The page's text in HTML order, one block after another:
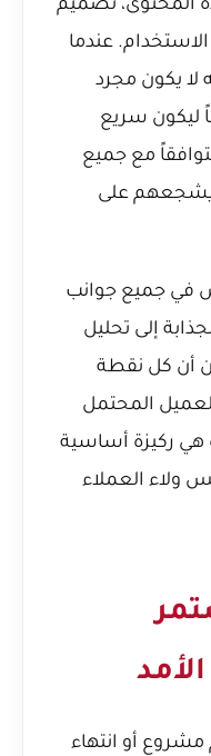
المحتوى، تصميم
عندما
لا يكون مجرد
ليكون سريع
مع جميع
ويشجعهم على
في جميع جوانب
إلى تحليل
أن كل نقطة
المحتمل
هي ركيزة أساسية
ولاء العملاء
مشروع أو انتهاء